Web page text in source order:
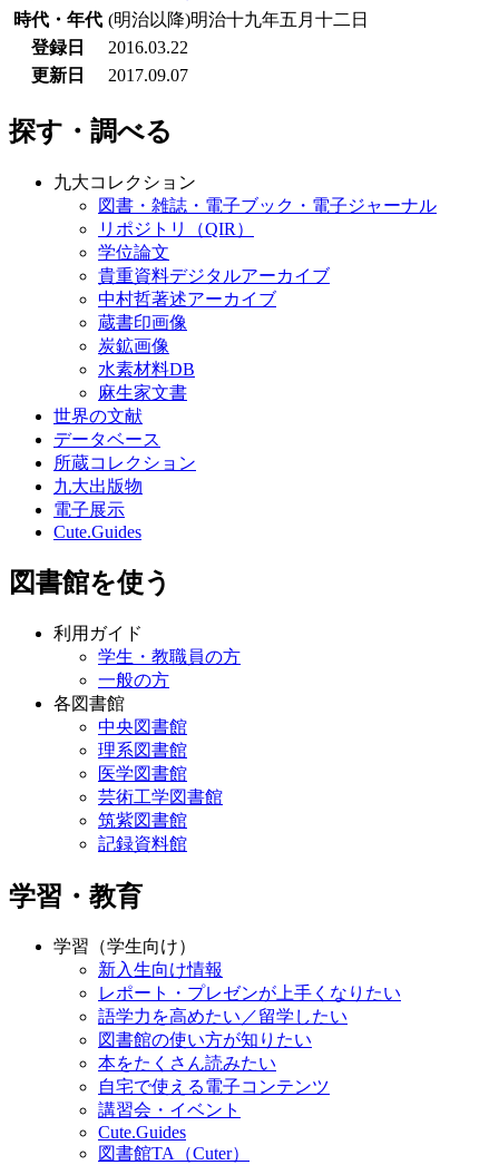
時代・年代 (明治以降)明治十九年五月十二日
登録日
2016.03.22
更新日
2017.09.07
探す・調べる
九大コレクション
図書・雑誌・電子ブック・電子ジャーナル
リポジトリ（QIR）
学位論文
貴重資料デジタルアーカイブ
中村哲著述アーカイブ
蔵書印画像
炭鉱画像
水素材料DB
麻生家文書
世界の文献
データベース
所蔵コレクション
九大出版物
電子展示
Cute.Guides
図書館を使う
利用ガイド
学生・教職員の方
一般の方
各図書館
中央図書館
理系図書館
医学図書館
芸術工学図書館
筑紫図書館
記録資料館
学習・教育
学習（学生向け）
新入生向け情報
レポート・プレゼンが上手くなりたい
語学力を高めたい／留学したい
図書館の使い方が知りたい
本をたくさん読みたい
自宅で使える電子コンテンツ
講習会・イベント
Cute.Guides
図書館TA（Cuter）